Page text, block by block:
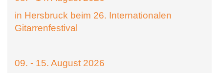
in Hersbruck beim 26. Internationalen
Gitarrenfestival
09. - 15. August 2026